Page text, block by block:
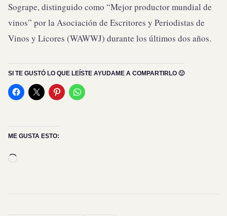
Sogrape, distinguido como “Mejor productor mundial de
vinos” por la Asociación de Escritores y Periodistas de
Vinos y Licores (WAWWJ) durante los últimos dos años.
SI TE GUSTÓ LO QUE LEÍSTE AYUDAME A COMPARTIRLO 🙂
ME GUSTA ESTO: